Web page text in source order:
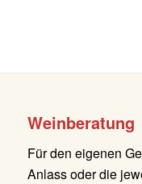
Weinberatung
Für den eigenen
Anlass oder die